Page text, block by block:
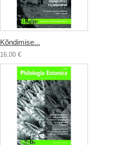
Kõndimise...
16,00 €